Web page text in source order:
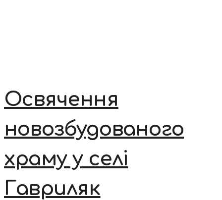
Освячення
новозбудованого
храму у селі
Гавриляк